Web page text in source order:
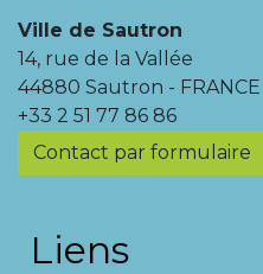
Ville de Sautron
14, rue de la Vallée
44880 Sautron - FRANCE
+33 2 51 77 86 86
Contact par formulaire
Liens